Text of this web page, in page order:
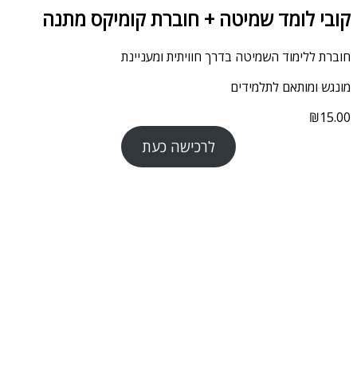
קובי לומד שמיטה + חוברת קומיקס מתנה
חוברת ללימוד השמיטה בדרך חוויתית ומעניינת
מונגש ומותאם לתלמידים
₪15.00
לרכישה כעת